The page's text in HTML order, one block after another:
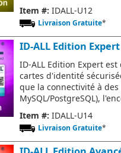
Item #: IDALL-U12
Livraison Gratuite*
ID-ALL Edition Expert
ID-ALL Edition Expert
cartes d'identité
que la connectivité à
MySQL/PostgreSQL),
Item #: IDALL-U14
Livraison Gratuite*